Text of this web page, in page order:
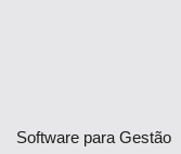
Software para Gestão